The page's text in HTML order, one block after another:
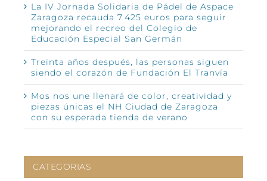
La IV Jornada Solidaria de Pádel de Aspace
Zaragoza recauda 7.425 euros para seguir
mejorando el recreo del Colegio de
Educación Especial San Germán
Treinta años después, las personas siguen
siendo el corazón de Fundación El Tranvía
Mos nos une llenará de color, creatividad y
piezas únicas el NH Ciudad de Zaragoza
con su esperada tienda de verano
CATEGORIAS